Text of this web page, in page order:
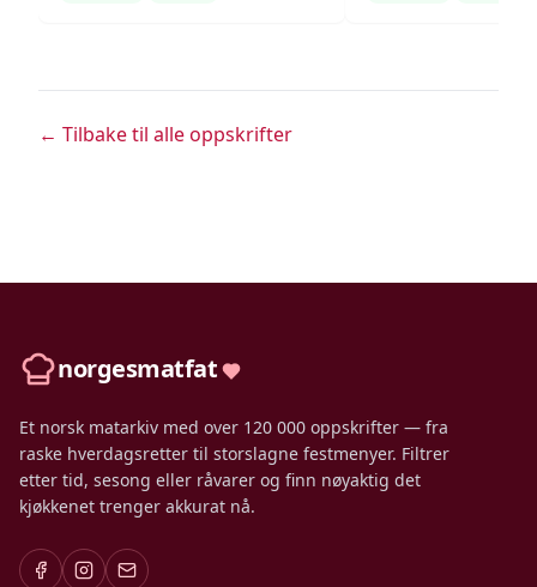
← Tilbake til alle oppskrifter
norgesmatfat
Et norsk matarkiv med over 120 000 oppskrifter — fra
raske hverdagsretter til storslagne festmenyer. Filtrer
etter tid, sesong eller råvarer og finn nøyaktig det
kjøkkenet trenger akkurat nå.